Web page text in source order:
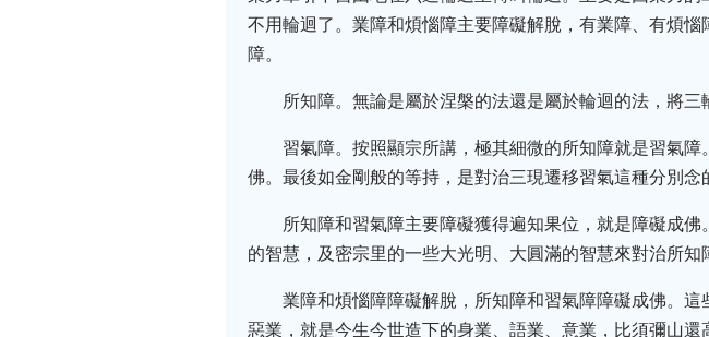
不用輪迴了。業障和煩惱障主要障礙解脫，有業障、有煩
障。
所知障。無論是屬於涅槃的法還是屬於輪迴的法，將三
習氣障。按照顯宗所講，極其細微的所知障就是習氣
佛。最後如金剛般的等持，是對治三現遷移習氣這種分別念
所知障和習氣障主要障礙獲得遍知果位，就是障礙成
的智慧，及密宗里的一些大光明、大圓滿的智慧來對治所
業障和煩惱障障礙解脫，所知障和習氣障障礙成佛。
惡業，就是今生今世造下的身業、語業、意業，比須彌山